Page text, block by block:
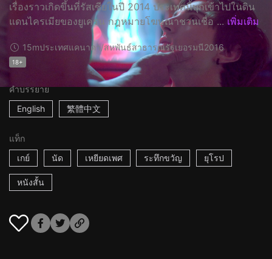
เรื่องราวเกิดขึ้นที่รัสเซียในปี 2014 ประเทศนี้บุกเข้าไปในดิน
แดนไครเมียของยูเครน กฎหมายโฆษณาชวนเชื่อ ... เพิ่มเติม
15mประเทศแคนาดา/สหพันธ์สาธารณรัฐเยอรมนี2016
18+
คำบรรยาย
English
繁體中文
แท็ก
เกย์
นัด เหยียดเพศ ระทึกขวัญ ยุโรป
หนังสั้น